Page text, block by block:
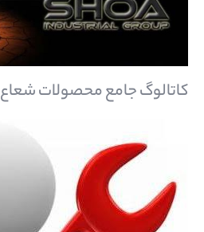
کاتالوگ جامع محصولات شعاع